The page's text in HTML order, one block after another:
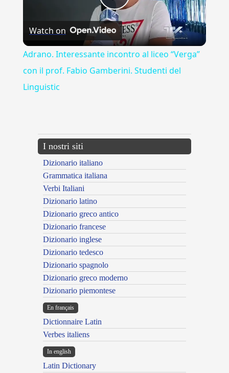
Play
Video
Watch on
Adrano. Interessante incontro al liceo “Verga”
con il prof. Fabio Gamberini. Studenti del
Linguistic
I nostri siti
Dizionario italiano
Grammatica italiana
Verbi Italiani
Dizionario latino
Dizionario greco antico
Dizionario francese
Dizionario inglese
Dizionario tedesco
Dizionario spagnolo
Dizionario greco moderno
Dizionario piemontese
En français
Dictionnaire Latin
Verbes italiens
In english
Latin Dictionary